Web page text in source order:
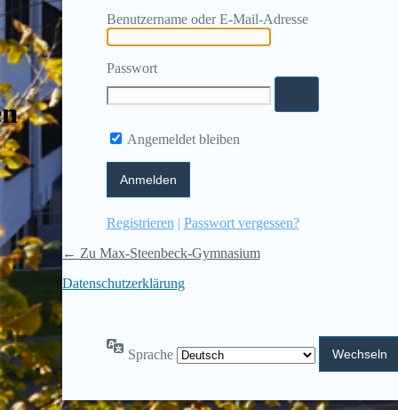
Benutzername oder E-Mail-Adresse
Passwort
Angemeldet bleiben
Registrieren | Passwort vergessen?
← Zu Max-Steenbeck-Gymnasium
Datenschutzerklärung
Sprache